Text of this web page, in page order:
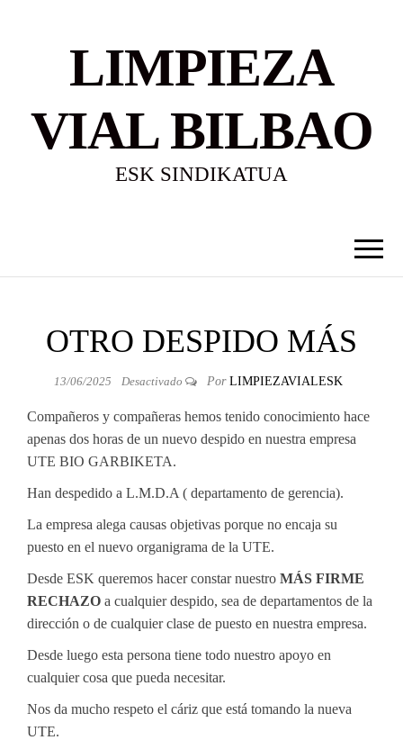
LIMPIEZA
VIAL BILBAO
ESK SINDIKATUA
OTRO DESPIDO MÁS
13/06/2025 Desactivado Por LIMPIEZAVIALESK
Compañeros y compañeras hemos tenido conocimiento hace
apenas dos horas de un nuevo despido en nuestra empresa
UTE BIO GARBIKETA.
Han despedido a L.M.D.A ( departamento de gerencia).
La empresa alega causas objetivas porque no encaja su
puesto en el nuevo organigrama de la UTE.
Desde ESK queremos hacer constar nuestro MÁS FIRME
RECHAZO a cualquier despido, sea de departamentos de la
dirección o de cualquier clase de puesto en nuestra empresa.
Desde luego esta persona tiene todo nuestro apoyo en
cualquier cosa que pueda necesitar.
Nos da mucho respeto el cáriz que está tomando la nueva
UTE.